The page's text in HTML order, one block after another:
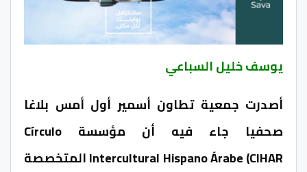
يوسف خليل السباعي
أصدرت جمعية تطاون أسمير أول أمس بلاغا
صحفيا جاء فيه أن مؤسسة Círculo
Intercultural Hispano Árabe (CIHAR المتخصصة